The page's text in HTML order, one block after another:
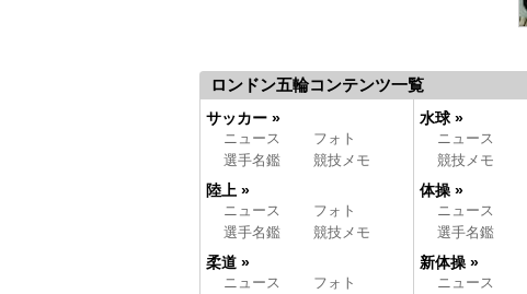
ロンドン五輪コンテンツ一覧
サッカー »
ニュース
フォト
選手名鑑
競技メモ
陸上 »
ニュース
フォト
選手名鑑
競技メモ
柔道 »
ニュース
フォト
水球 »
ニュース
競技メモ
体操 »
ニュース
選手名鑑
新体操 »
ニュース